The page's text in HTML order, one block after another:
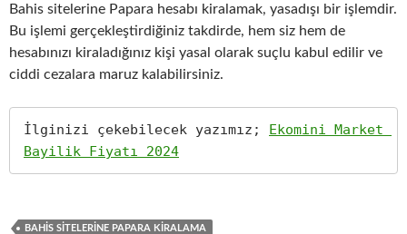
Bahis sitelerine Papara hesabı kiralamak, yasadışı bir işlemdir.
Bu işlemi gerçekleştirdiğiniz takdirde, hem siz hem de
hesabınızı kiraladığınız kişi yasal olarak suçlu kabul edilir ve
ciddi cezalara maruz kalabilirsiniz.
İlginizi çekebilecek yazımız; Ekomini Market
Bayilik Fiyatı 2024
BAHIS SITELERINE PAPARA KIRALAMA